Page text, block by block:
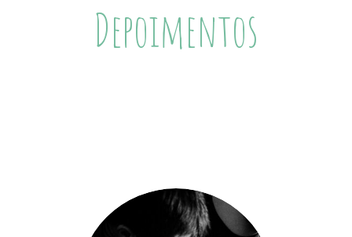
Depoimentos